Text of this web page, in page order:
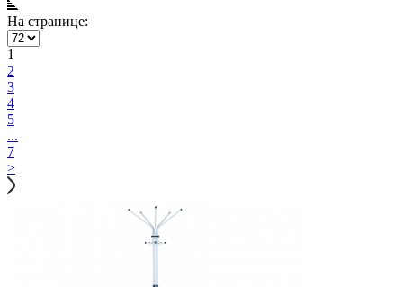
На странице:
1
2
3
4
5
...
7
>